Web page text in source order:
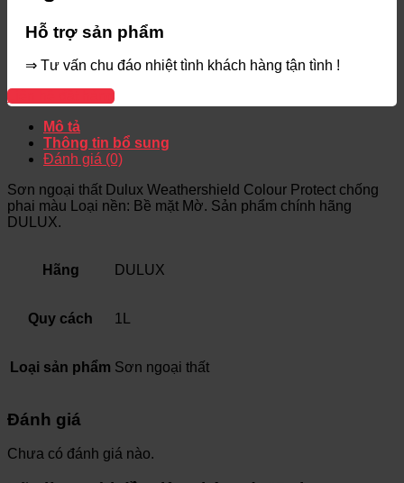
Hỗ trợ sản phẩm
⇒ Tư vấn chu đáo nhiệt tình khách hàng tận tình !
Liên hệ đặt hàng
Mô tả
Thông tin bổ sung
Đánh giá (0)
Sơn ngoại thất Dulux Weathershield Colour Protect chống
phai màu Loại nền: Bề mặt Mờ. Sản phẩm chính hãng
DULUX.
Hãng DULUX
Quy cách 1L
Loại sản phẩm Sơn ngoại thất
Đánh giá
Chưa có đánh giá nào.